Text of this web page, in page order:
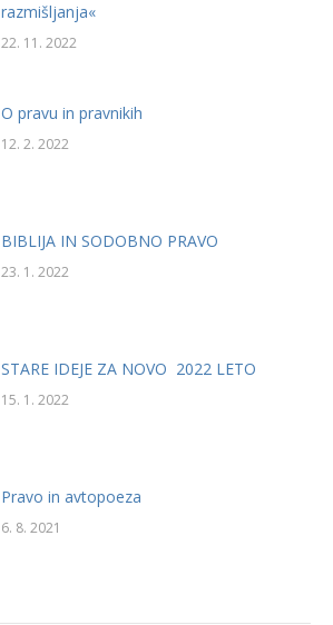
razmišljanja«
22. 11. 2022
O pravu in pravnikih
12. 2. 2022
BIBLIJA IN SODOBNO PRAVO
23. 1. 2022
STARE IDEJE ZA NOVO 2022 LETO
15. 1. 2022
Pravo in avtopoeza
6. 8. 2021